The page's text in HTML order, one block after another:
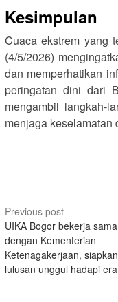
Kesimpulan
Cuaca ekstrem yang
(4/5/2026)
dan memperhatikan
peringatan dini dari
mengambil langkah-
menjaga keselamatan
Post
navigation
Previous post
UIKA Bogor bekerja sama
dengan Kementerian
Ketenagakerjaan, siapkan
lulusan unggul hadapi